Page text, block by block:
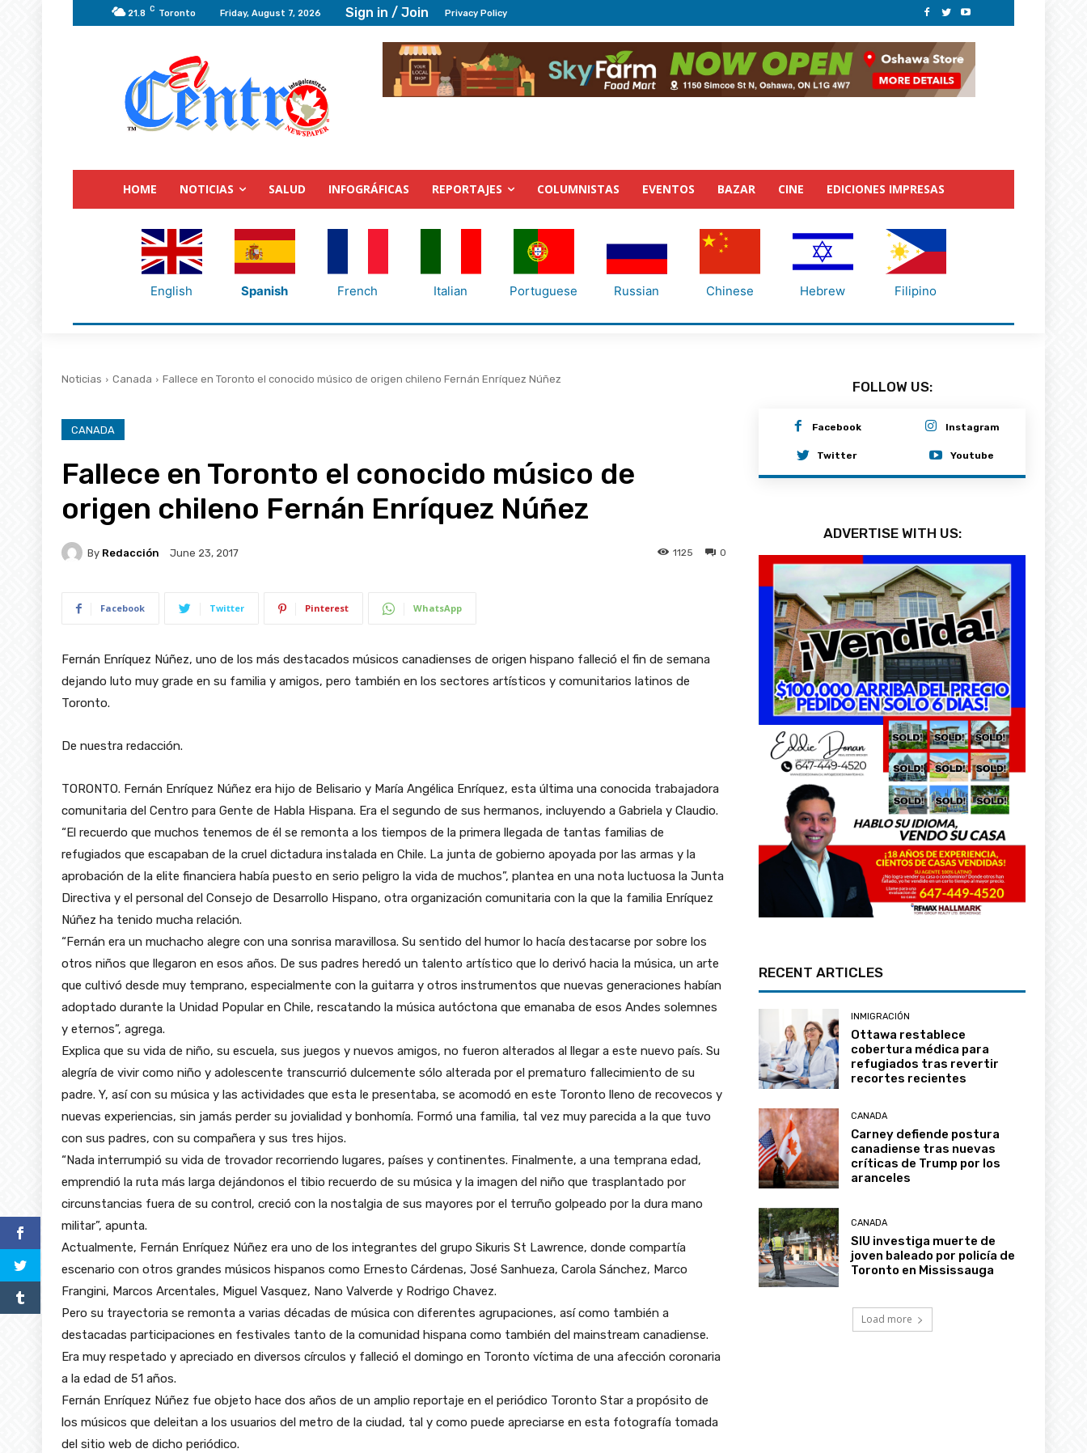
21.8 C Toronto Friday, August 7, 2026 Sign in / Join Privacy Policy
HOME NOTICIAS SALUD INFOGRÁFICAS REPORTAJES COLUMNISTAS EVENTOS BAZAR CINE EDICIONES IMPRESAS
English Spanish French Italian Portuguese Russian Chinese Hebrew Filipino
Noticias Canada Fallece en Toronto el conocido músico de origen chileno Fernán Enríquez Núñez
CANADA
Fallece en Toronto el conocido músico de
origen chileno Fernán Enríquez Núñez
By Redacción June 23, 2017 0
1125
Facebook Twitter Pinterest WhatsApp
Fernán Enríquez Núñez, uno de los más destacados músicos canadienses de origen hispano falleció el fin de semana
dejando luto muy grade en su familia y amigos, pero también en los sectores artísticos y comunitarios latinos de
Toronto.
De nuestra redacción.
TORONTO. Fernán Enríquez Núñez era hijo de Belisario y María Angélica Enríquez, esta última una conocida trabajadora
comunitaria del Centro para Gente de Habla Hispana. Era el segundo de sus hermanos, incluyendo a Gabriela y Claudio.
“El recuerdo que muchos tenemos de él se remonta a los tiempos de la primera llegada de tantas familias de
refugiados que escapaban de la cruel dictadura instalada en Chile. La junta de gobierno apoyada por las armas y la
aprobación de la elite financiera había puesto en serio peligro la vida de muchos”, plantea en una nota luctuosa la Junta
Directiva y el personal del Consejo de Desarrollo Hispano, otra organización comunitaria con la que la familia Enríquez
Núñez ha tenido mucha relación.
“Fernán era un muchacho alegre con una sonrisa maravillosa. Su sentido del humor lo hacía destacarse por sobre los
otros niños que llegaron en esos años. De sus padres heredó un talento artístico que lo derivó hacia la música, un arte
que cultivó desde muy temprano, especialmente con la guitarra y otros instrumentos que nuevas generaciones habían
adoptado durante la Unidad Popular en Chile, rescatando la música autóctona que emanaba de esos Andes solemnes
y eternos”, agrega.
Explica que su vida de niño, su escuela, sus juegos y nuevos amigos, no fueron alterados al llegar a este nuevo país. Su
alegría de vivir como niño y adolescente transcurrió dulcemente sólo alterada por el prematuro fallecimiento de su
padre. Y, así con su música y las actividades que esta le presentaba, se acomodó en este Toronto lleno de recovecos y
nuevas experiencias, sin jamás perder su jovialidad y bonhomía. Formó una familia, tal vez muy parecida a la que tuvo
con sus padres, con su compañera y sus tres hijos.
“Nada interrumpió su vida de trovador recorriendo lugares, países y continentes. Finalmente, a una temprana edad,
emprendió la ruta más larga dejándonos el tibio recuerdo de su música y la imagen del niño que trasplantado por
circunstancias fuera de su control, creció con la nostalgia de sus mayores por el terruño golpeado por la dura mano
militar”, apunta.
Actualmente, Fernán Enríquez Núñez era uno de los integrantes del grupo Sikuris St Lawrence, donde compartía
escenario con otros grandes músicos hispanos como Ernesto Cárdenas, José Sanhueza, Carola Sánchez, Marco
Frangini, Marcos Arcentales, Miguel Vasquez, Nano Valverde y Rodrigo Chavez.
Pero su trayectoria se remonta a varias décadas de música con diferentes agrupaciones, así como también a
destacadas participaciones en festivales tanto de la comunidad hispana como también del mainstream canadiense.
Era muy respetado y apreciado en diversos círculos y falleció el domingo en Toronto víctima de una afección coronaria
a la edad de 51 años.
Fernán Enríquez Núñez fue objeto hace dos años de un amplio reportaje en el periódico Toronto Star a propósito de
los músicos que deleitan a los usuarios del metro de la ciudad, tal y como puede apreciarse en esta fotografía tomada
del sitio web de dicho periódico.
FOLLOW US:
Facebook Instagram
Twitter Youtube
ADVERTISE WITH US:
RECENT ARTICLES
INMIGRACIÓN
Ottawa restablece
cobertura médica para
refugiados tras revertir
recortes recientes
CANADA
Carney defiende postura
canadiense tras nuevas
críticas de Trump por los
aranceles
CANADA
SIU investiga muerte de
joven baleado por policía de
Toronto en Mississauga
Load more